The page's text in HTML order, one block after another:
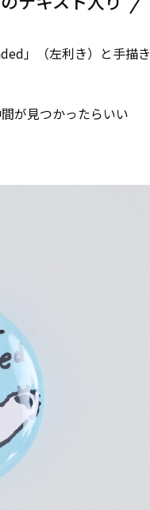
」（左利き）と手描き
が見つかったらいい